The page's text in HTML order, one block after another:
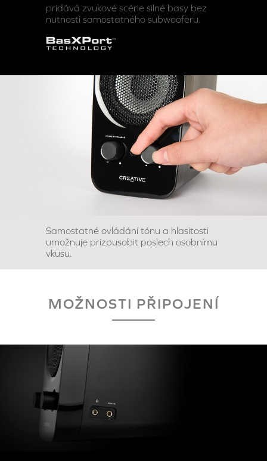
pridává zvukové scéne silné basy bez
nutnosti samostatného subwooferu.
Samostatné ovládání tónu a hlasitosti
umožnuje prizpusobit poslech osobnímu
vkusu.
MOŽNOSTI PŘIPOJENÍ